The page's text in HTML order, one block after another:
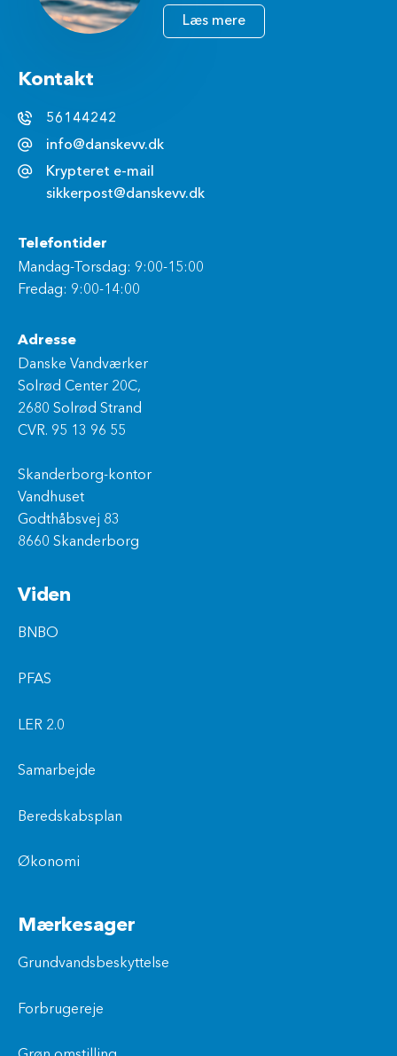
Læs mere
Kontakt
56144242
info@danskevv.dk
Krypteret e-mail
sikkerpost@danskevv.dk
Telefontider
Mandag-Torsdag: 9:00-15:00
Fredag: 9:00-14:00
Adresse
Danske Vandværker
Solrød Center 20C,
2680 Solrød Strand
CVR. 95 13 96 55
Skanderborg-kontor
Vandhuset
Godthåbsvej 83
8660 Skanderborg
Viden
BNBO
PFAS
LER 2.0
Samarbejde
Beredskabsplan
Økonomi
Mærkesager
Grundvandsbeskyttelse
Forbrugereje